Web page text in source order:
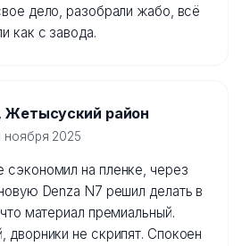
дело, разобрали жабо, всё
как с завода.
район
ноября 2025
на пленке, через
Denza N7 решил делать в
материал премиальный.
дворники не скрипят. Спокоен